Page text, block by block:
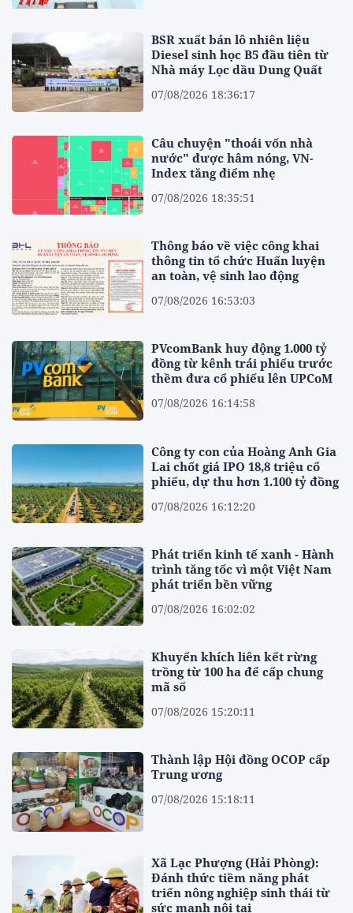
BSR xuất bán lô nhiên liệu
Diesel sinh học B5 đầu tiên từ
Nhà máy Lọc dầu Dung Quất
07/08/2026 18:36:17
Câu chuyện "thoái vốn nhà
nước" được hâm nóng, VN-
Index tăng điểm nhẹ
07/08/2026 18:35:51
Thông báo về việc công khai
thông tin tổ chức Huấn luyện
an toàn, vệ sinh lao động
07/08/2026 16:53:03
PVcomBank huy động 1.000 tỷ
đồng từ kênh trái phiếu trước
thềm đưa cổ phiếu lên UPCoM
07/08/2026 16:14:58
Công ty con của Hoàng Anh Gia
Lai chốt giá IPO 18,8 triệu cổ
phiếu, dự thu hơn 1.100 tỷ đồng
07/08/2026 16:12:20
Phát triển kinh tế xanh - Hành
trình tăng tốc vì một Việt Nam
phát triển bền vững
07/08/2026 16:02:02
Khuyến khích liên kết rừng
trồng từ 100 ha để cấp chung
mã số
07/08/2026 15:20:11
Thành lập Hội đồng OCOP cấp
Trung ương
07/08/2026 15:18:11
Xã Lạc Phượng (Hải Phòng):
Đánh thức tiềm năng phát
triển nông nghiệp sinh thái từ
sức mạnh nội tại